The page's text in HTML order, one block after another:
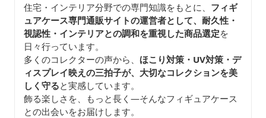
住宅・インテリア分野での専門知識をもとに、 フィギ
ュアケース専門通販サイトの運営者として、耐久性・
視認性・インテリアとの調和を重視した商品選定を
日々行っています。
多くのコレクターの声から、 ほこり対策・UV対策・デ
ィスプレイ映えの三拍子が、大切なコレクションを美
しく守ると実感しています。
飾る楽しさを、もっと長く—そんなフィギュアケース
との出会いをお届けします。